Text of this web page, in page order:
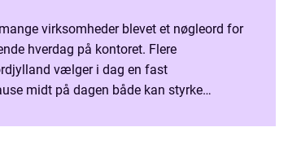
virksomheder blevet et nøgleord for
hverdag på kontoret. Flere
vælger i dag en fast
midt på dagen både kan styrke